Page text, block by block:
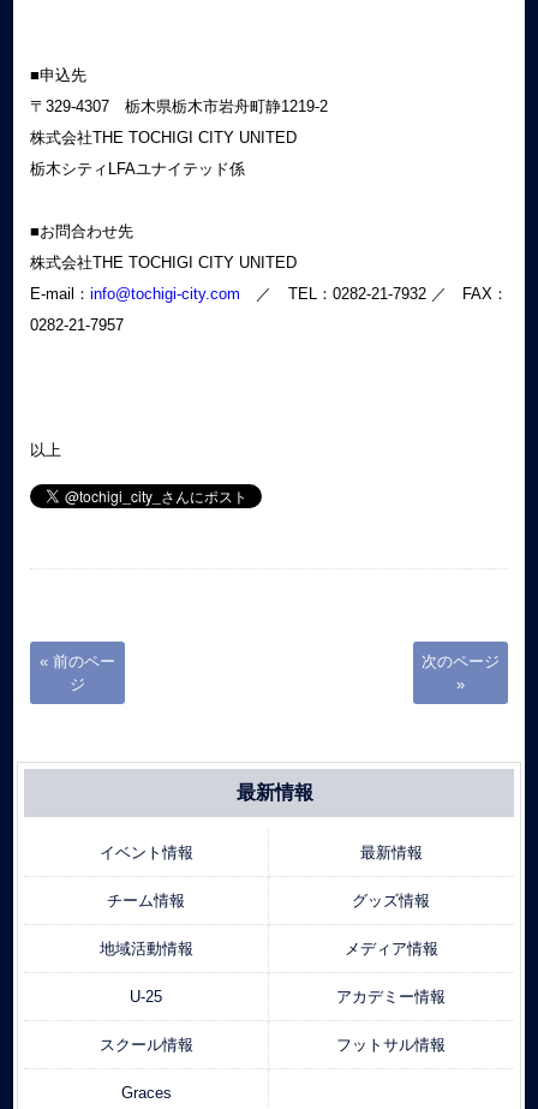
■申込先
〒329-4307 栃木県栃木市岩舟町静1219-2
株式会社THE TOCHIGI CITY UNITED
栃木シティLFAユナイテッド係
■お問合わせ先
株式会社THE TOCHIGI CITY UNITED
E-mail： info@tochigi-city.com ／ TEL：0282-21-7932 ／ FAX：
0282-21-7957
以上
« 前のペー
ジ
次のページ
»
最新情報
イベント情報 最新情報
チーム情報 グッズ情報
地域活動情報 メディア情報
U-25 アカデミー情報
スクール情報 フットサル情報
Graces